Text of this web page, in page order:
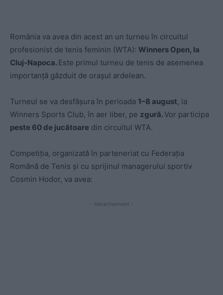
România va avea din acest an un turneu în circuitul
profesionist de tenis feminin (WTA): Winners Open, la
Cluj-Napoca. Este primul turneu de tenis de asemenea
importanță găzduit de orașul ardelean.
Turneul se va desfășura în perioada 1–8 august, la
Winners Sports Club, în aer liber, pe zgură. Vor participa
peste 60 de jucătoare din circuitul WTA.
Competiţia, organizată în parteneriat cu Federaţia
Română de Tenis şi cu sprijinul managerului sportiv
Cosmin Hodor, va avea:
- Advertisement -